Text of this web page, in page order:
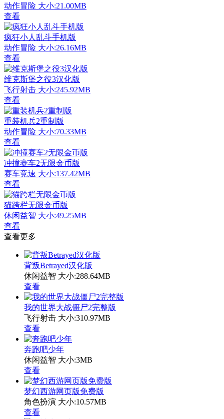
动作冒险 大小:21.00MB
查看
疯狂小人乱斗手机版
动作冒险 大小:26.16MB
查看
维克斯堡之役3汉化版
飞行射击 大小:245.92MB
查看
重装机兵2重制版
动作冒险 大小:70.33MB
查看
冲撞赛车2无限金币版
赛车竞速 大小:137.42MB
查看
猫跨栏无限金币版
休闲益智 大小:49.25MB
查看
查看更多
背叛Betrayed汉化版
休闲益智 大小:288.64MB
查看
我的世界大战僵尸2完整版
飞行射击 大小:310.97MB
查看
奔跑吧少年
休闲益智 大小:3MB
查看
梦幻西游网页版免费版
角色扮演 大小:10.57MB
查看